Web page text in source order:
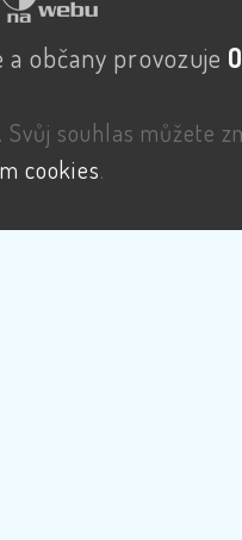
občany provozuje
Svůj souhlas můžete
cookies.